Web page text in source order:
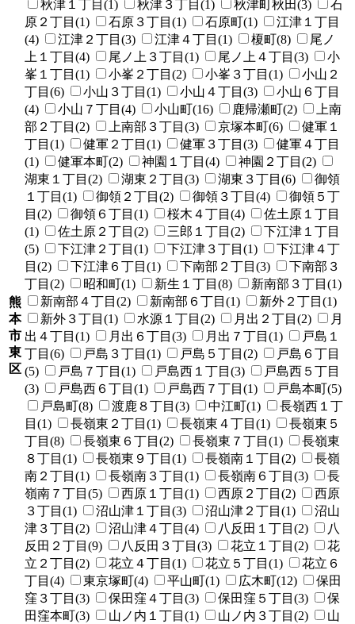
熊
本
市
東
区
秋津１丁目(1) 秋津３丁目(1) 秋津町秋田(3)
石
原２丁目(1)
石原３丁目(1) 石原町(1)
江津１丁目
(4)
江津２丁目(3) 江津４丁目(1) 榎町(8)
尾ノ
上１丁目(4)
尾ノ上３丁目(1) 尾ノ上４丁目(3)
小
峯１丁目(1)
小峯２丁目(2) 小峯３丁目(1)
小山２
丁目(6)
小山３丁目(1) 小山４丁目(3)
小山６丁目
(4)
小山７丁目(4) 小山町(16) 鹿帰瀬町(2)
上南
部２丁目(2)
上南部３丁目(3) 京塚本町(6)
健軍１
丁目(1)
健軍２丁目(1) 健軍３丁目(3)
健軍４丁目
(1)
健軍本町(2) 神園１丁目(4)
神園２丁目(2)
湖東１丁目(2)
湖東２丁目(3) 湖東３丁目(6)
御領
１丁目(1)
御領２丁目(2) 御領３丁目(4)
御領５丁
目(2)
御領６丁目(1) 桜木４丁目(4)
佐土原１丁目
(1)
佐土原２丁目(2) 三郎１丁目(2)
下江津１丁目
(5)
下江津２丁目(1) 下江津３丁目(1)
下江津４丁
目(2)
下江津６丁目(1) 下南部２丁目(3)
下南部３
丁目(2)
昭和町(1) 新生１丁目(8)
新南部３丁目(1)
新南部４丁目(2)
新南部６丁目(1)
新外２丁目(1)
新外３丁目(1)
水源１丁目(2) 月出２丁目(2)
月
出４丁目(1)
月出６丁目(3) 月出７丁目(1)
戸島１
丁目(6)
戸島３丁目(1) 戸島５丁目(2)
戸島６丁目
(5)
戸島７丁目(1) 戸島西１丁目(3)
戸島西５丁目
(3)
戸島西６丁目(1) 戸島西７丁目(1)
戸島本町(5)
戸島町(8)
渡鹿８丁目(3) 中江町(1)
長嶺西１丁
目(1)
長嶺東２丁目(1) 長嶺東４丁目(1)
長嶺東５
丁目(8)
長嶺東６丁目(2) 長嶺東７丁目(1)
長嶺東
８丁目(1)
長嶺東９丁目(1) 長嶺南１丁目(2)
長嶺
南２丁目(1)
長嶺南３丁目(1) 長嶺南６丁目(3)
長
嶺南７丁目(5)
西原１丁目(1) 西原２丁目(2)
西原
３丁目(1)
沼山津１丁目(3) 沼山津２丁目(1)
沼山
津３丁目(2)
沼山津４丁目(4) 八反田１丁目(2)
八
反田２丁目(9)
八反田３丁目(3) 花立１丁目(2)
花
立２丁目(2)
花立４丁目(1) 花立５丁目(1)
花立６
丁目(4)
東京塚町(4) 平山町(1) 広木町(12)
保田
窪３丁目(3)
保田窪４丁目(3) 保田窪５丁目(3)
保
田窪本町(3)
山ノ内１丁目(1) 山ノ内３丁目(2)
山